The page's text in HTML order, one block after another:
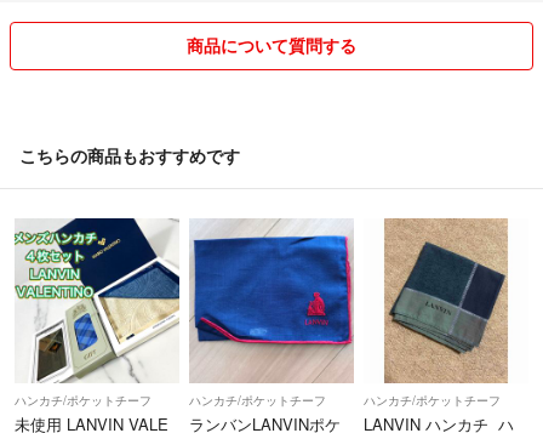
出品者都合で返品をお願いする場合は、匿名配送はできません。返品対
応は、到着から1週間以内とさせて頂きます。
なる方や神経質な方は、ご購入をご遠慮頂ければと思います。
皆様との気持ちの良い取引をと心掛けておりますので、どうぞ宜しくお
願い致します♪
フォロー割あります！
フォローしコメントいただけますと100円引きさせていただきます！
商品について質問する
こちらの商品もおすすめです
ハンカチ/ポケットチーフ
未使用 LANVIN VALE
ハンカチ/ポケットチーフ
ランバンLANVINポケ
ハンカチ/ポケットチーフ
LANVIN ハンカチ ハ